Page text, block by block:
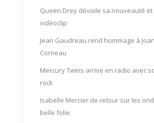
Queen Drey dévoile sa nouveauté et
vidéoclip
Jean Gaudreau rend hommage à
Corneau
Mercury Twïns arrive en radio avec
rock
Isabelle Mercier de retour sur les
belle folie